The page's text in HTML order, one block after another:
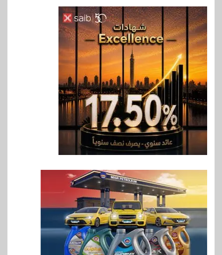
6 اخبار
فيكسد مصر و”حلول” تتشاركان
في تطوير أول منصة للسياحة
الصحية في مصر والشرق الأوسط
وأفريقيا Tour4Cure
سوق وصلة
هواوي: هاتف nova 15
Max بطارية ضخمة وتصميم متين
جهازًا مثاليًا للشباب
اقتصاد
إي اف چي فاينانس تستعرض
في سوق تحويلات المصريين
بالخارج
9
اخبار
بيان توضيحي صادر عن شركة
ناتجاس